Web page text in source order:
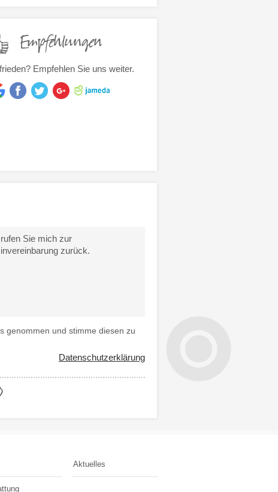
Empfehlungen
Empfehlen Sie uns weiter.
genommen und stimme diesen zu
Datenschutzerklärung
Aktuelles